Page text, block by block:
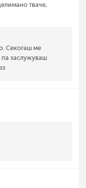
тваче,
Секогаш ме
заслужуваш